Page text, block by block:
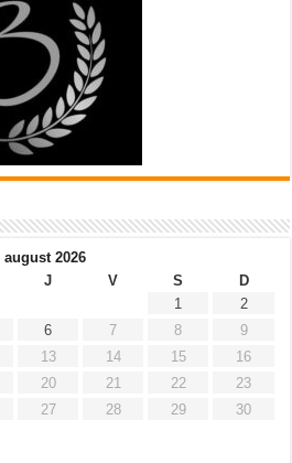
august 2026
J V S
D
1
2
6 7 8
9
13 14 15
16
20 21 22
23
27 28 29
30